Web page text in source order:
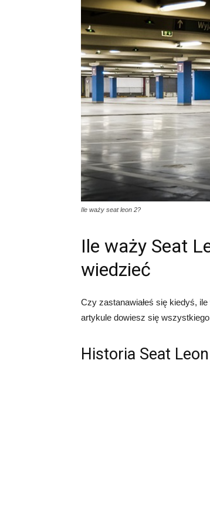
Ile waży seat leon 2?
Ile waży Seat
wiedzieć
Czy zastanawiałeś się kiedyś,
artykule dowiesz się
Historia Seat